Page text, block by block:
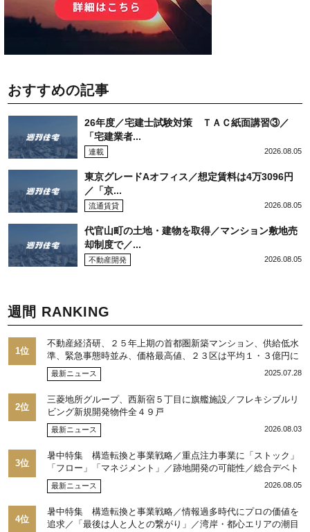
おすすめの記事
26年度／宅建士試験対策 ＴＡＣ紙面講習③／
「宅建業者...
連載 2026.08.05
東京グレードAオフィス／想定賃料は4万3096円
／「京...
流通賃貸 2026.08.05
代官山町の土地・建物を取得／マンション敷地売
却制度で／...
不動産開発 2026.08.05
週間 RANKING
1位
不動産経済研、２５年上期の首都圏新築マンション、供給低水
準、緊急事態時並み、価格最高値、２３区は平均１・３億円に
最新ニュース 2025.07.28
2位
三菱地所グループ、西新宿５丁目に旗艦施設／フレキシブルリ
ビング新規開発物件全４９戸
最新ニュース 2026.08.03
3位
暑中特集 構造転換と事業戦略／重点注力事業に「ストック」
「フロー」「マネジメント」／跡地開発の可能性／総合デベト
ップ10目標に／自社ブランド構築へ体制整備／日本郵政不動産
／池田 明社長に聞く
最新ニュース 2026.08.05
4位
暑中特集 構造転換と事業戦略／情報過多時代にプロの価値を
追求／「最後は人と人との繋がり」／湾岸・都心エリアの潮目